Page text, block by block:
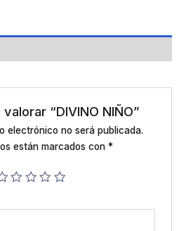
“DIVINO NIÑO”
electrónico no será publicada.
están marcados con *